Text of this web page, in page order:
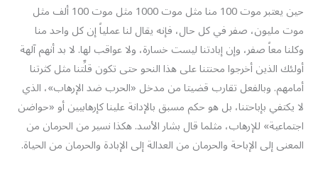
حين يعتبر موت 100 منا مثل موت 1000 مثل موت 100 ألف مثل
موت مليون، صفر في كل حال، فإنه يقال لنا عملياً إن كل واحد منا
وكلنا معاً صفر، وإن إبادتنا ليست خسارة، ولا عواقب لها. لا بد أنهم آلهة
أولئك الذين أخرجوا محنتنا على هذا النحو حتى تكون قلِّتنا مثل كثرتنا
أمامهم. وبالفعل تقارب قضيتا من مدخل «الحرب ضد الإرهاب»، الذي
لا يكتفي بإباحتنا، بل هو حكم مسبق بالإدانة علينا كإرهابيين أو «حواضن
اجتماعية» للإرهاب، مثلما قال بشار الأسد. هكذا نسير من الحرمان من
المعنى إلى الإباحة والحرمان من العدالة إلى الإبادة والحرمان من الحياة.